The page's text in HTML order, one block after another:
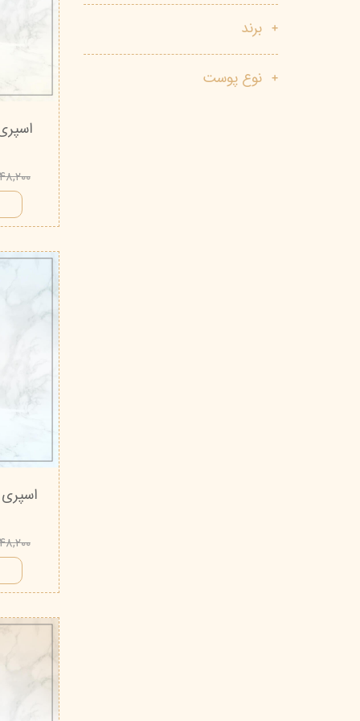
مراقبت چشم
شوینده صورت
ضد جوش و آکنه
ضد قارچ و باکتری
آبرسان و مرطوب
آر یو آکی
دیپ سنس
لاکچری کوین
برند
نوع پوست
۵۴۸,۲۰۰
۵۴۸,۲۰۰